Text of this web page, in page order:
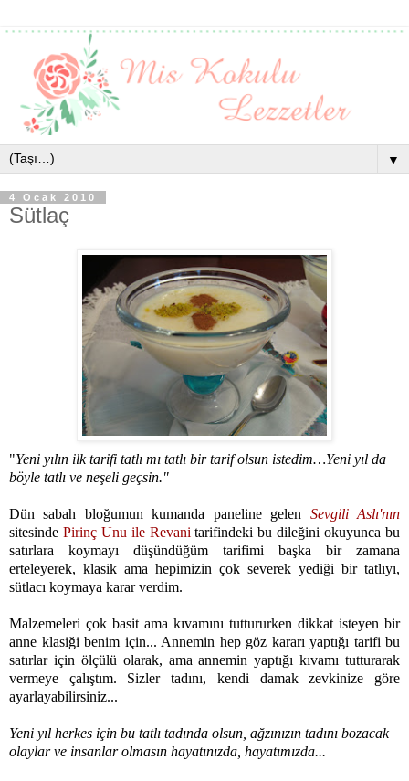
▼
4 Ocak 2010
Sütlaç
"Yeni yılın ilk tarifi tatlı mı tatlı bir tarif olsun istedim…Yeni yıl da
böyle tatlı ve neşeli geçsin."
Dün sabah bloğumun kumanda paneline gelen
Sevgili Aslı'nın
sitesinde Pirinç Unu ile Revani tarifindeki bu dileğini okuyunca bu
satırlara koymayı düşündüğüm tarifimi başka bir zamana
erteleyerek, klasik ama hepimizin çok severek yediği bir tatlıyı,
sütlacı koymaya karar verdim.
Malzemeleri çok basit ama kıvamını tuttururken dikkat isteyen bir
anne klasiği benim için... Annemin hep göz kararı yaptığı tarifi bu
satırlar için ölçülü olarak, ama annemin yaptığı kıvamı tutturarak
vermeye çalıştım. Sizler tadını, kendi damak zevkinize göre
ayarlayabilirsiniz...
Yeni yıl herkes için bu tatlı tadında olsun, ağzınızın tadını bozacak
olaylar ve insanlar olmasın hayatınızda, hayatımızda...